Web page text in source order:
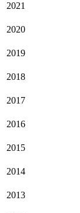
2021
2020
2019
2018
2017
2016
2015
2014
2013